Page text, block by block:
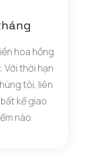
hoa hồng
Với thời hạn
tôi, liên
kể giao
nào.